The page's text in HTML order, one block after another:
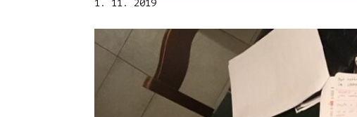
1. 11. 2019